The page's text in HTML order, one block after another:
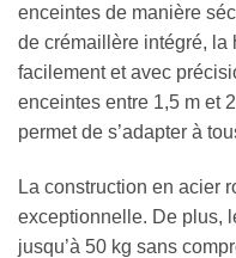
enceintes de manière
de crémaillère intégré, la
facilement et avec
enceintes entre 1,5 m et
permet de s’adapter à
La construction en acier
exceptionnelle. De plus,
jusqu’à 50 kg sans